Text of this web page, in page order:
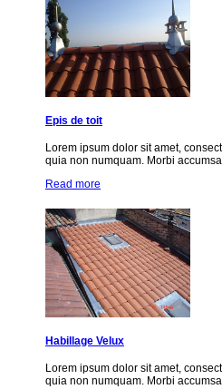
Epis de toit
Lorem ipsum dolor sit amet,
quia non numquam. Morbi
Read more
Habillage Velux
Lorem ipsum dolor sit amet,
quia non numquam. Morbi